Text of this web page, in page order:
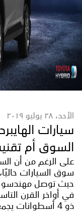
الأحد، ٢٨ يوليو ٢٠١٩
سيارات
السوق أم
على الرغم من أن
سوق السيارات
حيث توصل مهندسو
في أواخر القرن
ذو 4 أسطوانات يجمع ما بين الوقود والكهرباء.